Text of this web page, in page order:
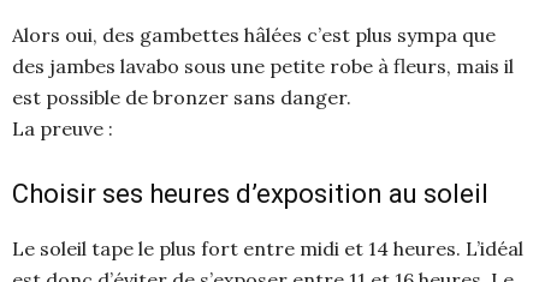
Alors oui, des gambettes hâlées c’est plus sympa que
des jambes lavabo sous une petite robe à fleurs, mais il
est possible de bronzer sans danger.
La preuve :
Choisir ses heures d’exposition au soleil
Le soleil tape le plus fort entre midi et 14 heures. L’idéal